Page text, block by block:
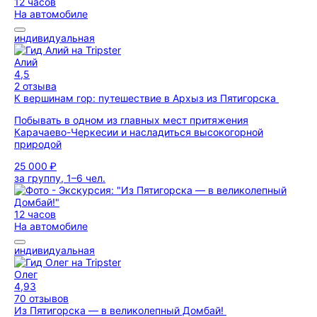
На автомобиле
индивидуальная
Алий
4,5
2 отзыва
К вершинам гор: путешествие в Архыз из Пятигорска
Побывать в одном из главных мест притяжения
Карачаево-Черкесии и насладиться высокогорной
природой
25 000 ₽
за группу, 1–6 чел.
12 часов
На автомобиле
индивидуальная
Олег
4,93
70 отзывов
Из Пятигорска — в великолепный Домбай!